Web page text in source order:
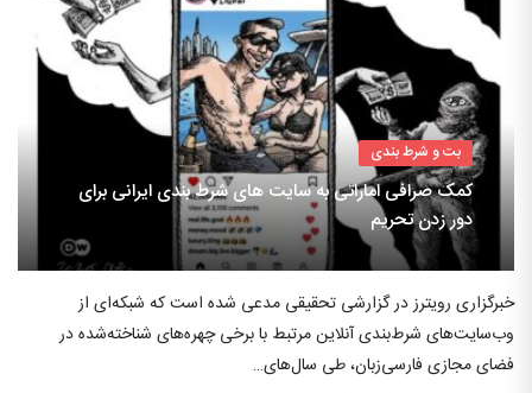
بت و شرط بندی
کمک صرافی اماراتی به سایت های شرط بندی ایرانی برای
دور زدن تحریم
خبرگزاری رویترز در گزارشی تحقیقی مدعی شده است که شبکه‌ای از
وب‌سایت‌های شرط‌بندی آنلاین مرتبط با برخی چهره‌های شناخته‌شده در
فضای مجازی فارسی‌زبان، طی سال‌های…